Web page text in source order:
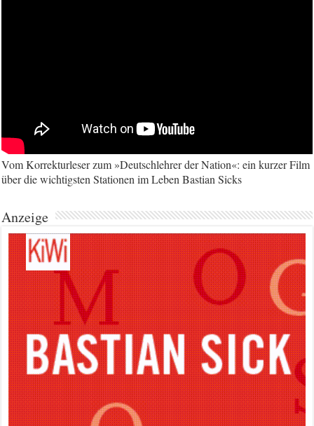
Vom Korrekturleser zum »Deutschlehrer der Nation«: ein kurzer Film
über die wichtigsten Stationen im Leben Bastian Sicks
Anzeige